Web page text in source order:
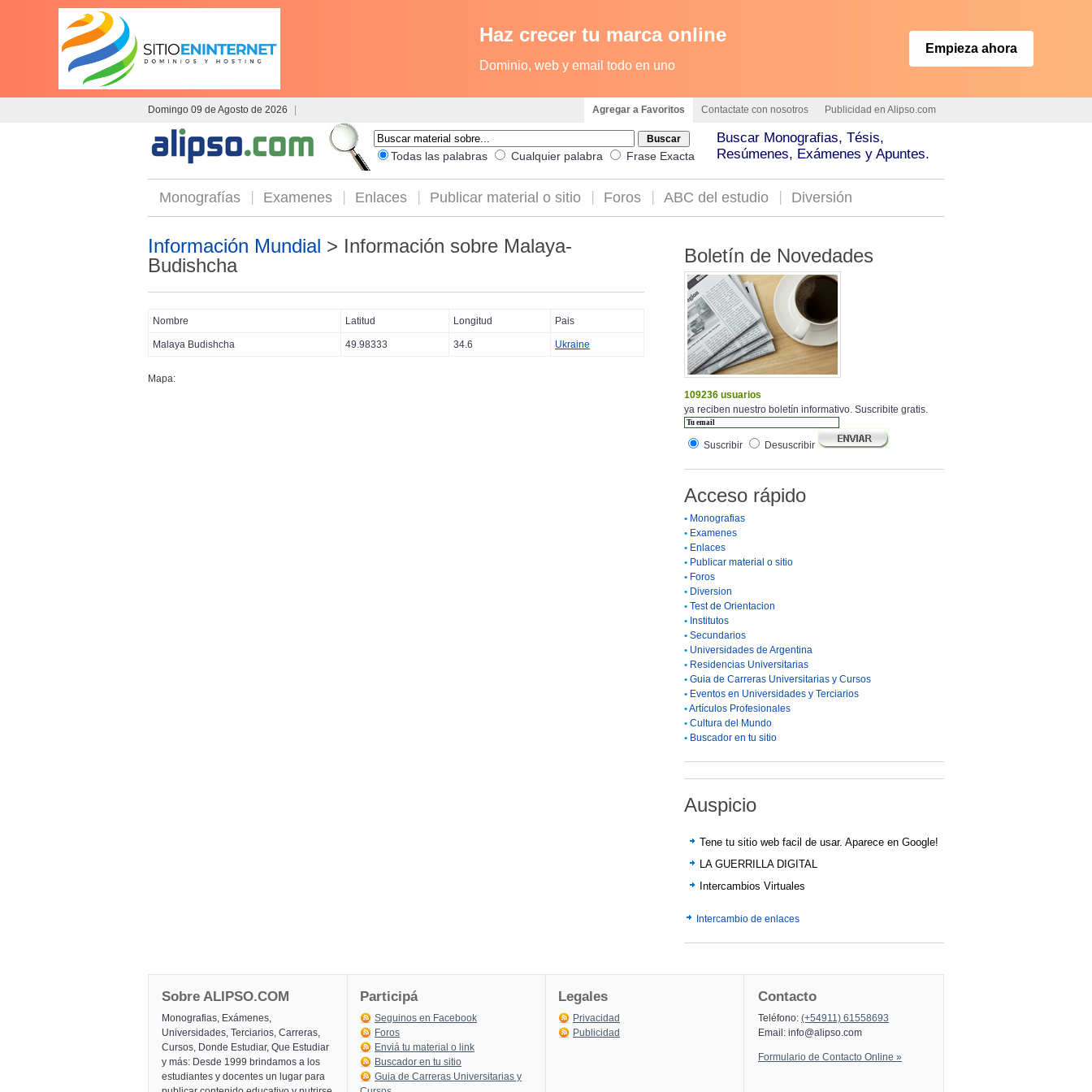
Haz crecer tu marca online
Dominio, web y email todo en uno
Empieza ahora
Domingo 09 de Agosto de 2026 Agregar a Favoritos Contactate con nosotros Publicidad en Alipso.com
Todas las palabras Cualquier palabra Frase Exacta
Buscar Monografias, Tésis,
Resúmenes, Exámenes y Apuntes.
Monografías Examenes Enlaces Publicar material o sitio Foros ABC del estudio Diversión
Información Mundial > Información sobre Malaya-
Budishcha
Nombre Latitud Longitud Pais
Malaya Budishcha 49.98333 34.6 Ukraine
Mapa:
Boletín de Novedades
109236 usuarios
ya reciben nuestro boletín informativo. Suscribite gratis.
Suscribir Desuscribir
Acceso rápido
• Monografias
• Examenes
• Enlaces
• Publicar material o sitio
• Foros
• Diversion
• Test de Orientacion
• Institutos
• Secundarios
• Universidades de Argentina
• Residencias Universitarias
• Guia de Carreras Universitarias y Cursos
• Eventos en Universidades y Terciarios
•Artículos Profesionales
• Cultura del Mundo
• Buscador en tu sitio
Auspicio
Tene tu sitio web facil de usar. Aparece en Google!
LA GUERRILLA DIGITAL
Intercambios Virtuales
Intercambio de enlaces
Sobre ALIPSO.COM
Monografias, Exámenes,
Universidades, Terciarios, Carreras,
Cursos, Donde Estudiar, Que Estudiar
y más: Desde 1999 brindamos a los
estudiantes y docentes un lugar para
Participá
Seguinos en Facebook
Foros
Enviá tu material o link
Buscador en tu sitio
Guia de Carreras Universitarias y
Legales
Privacidad
Publicidad
Contacto
Teléfono: (+54911) 61558693
Email: info@alipso.com
Formulario de Contacto Online »